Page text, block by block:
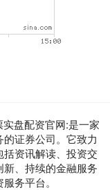
盘配资官网:是一家
证券公司。它致力
资讯解读、投资交
、持续的金融服务
务平台。